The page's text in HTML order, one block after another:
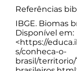
Referências
IBGE. Biomas
Disponível em:
<https://
s/conheca-o-
brasil/